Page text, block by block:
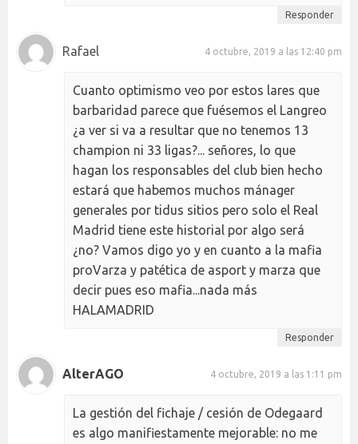
Responder
Rafael 4 octubre, 2019 a las 12:40 pm
Cuanto optimismo veo por estos lares que
barbaridad parece que fuésemos el Langreo
¿a ver si va a resultar que no tenemos 13
champion ni 33 ligas?... señores, lo que
hagan los responsables del club bien hecho
estará que habemos muchos mánager
generales por tidus sitios pero solo el Real
Madrid tiene este historial por algo será
¿no? Vamos digo yo y en cuanto a la mafia
proVarza y patética de asport y marza que
decir pues eso mafia...nada más
HALAMADRID
Responder
AlterAGO 4 octubre, 2019 a las 1:11 pm
La gestión del fichaje / cesión de Odegaard
es algo manifiestamente mejorable: no me